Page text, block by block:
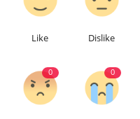
Like Dislike
0 0